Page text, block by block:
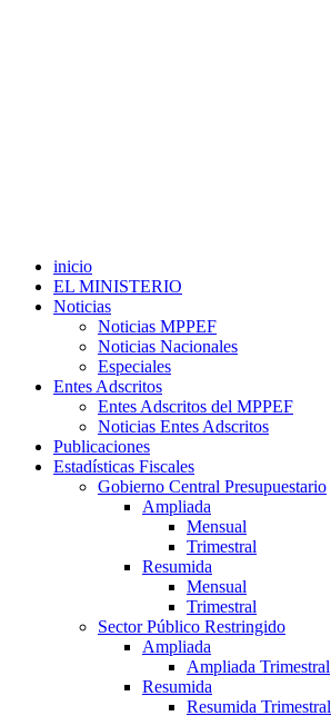
inicio
EL MINISTERIO
Noticias
Noticias MPPEF
Noticias Nacionales
Especiales
Entes Adscritos
Entes Adscritos del MPPEF
Noticias Entes Adscritos
Publicaciones
Estadísticas Fiscales
Gobierno Central Presupuestario
Ampliada
Mensual
Trimestral
Resumida
Mensual
Trimestral
Sector Público Restringido
Ampliada
Ampliada Trimestral
Resumida
Resumida Trimestral